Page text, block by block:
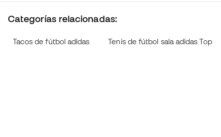
Categorías relacionadas:
Tacos de fútbol adidas Tenis de fútbol sala adidas Top